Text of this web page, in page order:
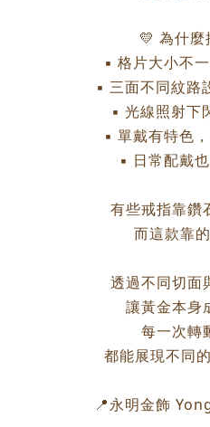
💛 為什麼
▪ 格片大小不
▪ 三面不同紋路
▪ 光線照射下
▪ 單戴有特色
▪ 日常配戴
有些戒指靠鑽
而這款靠的
透過不同切面
讓黃金本身
每一次轉
都能展現不同
📍永明金飾